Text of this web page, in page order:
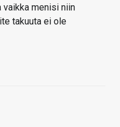
vaikka menisi niin
takuuta ei ole